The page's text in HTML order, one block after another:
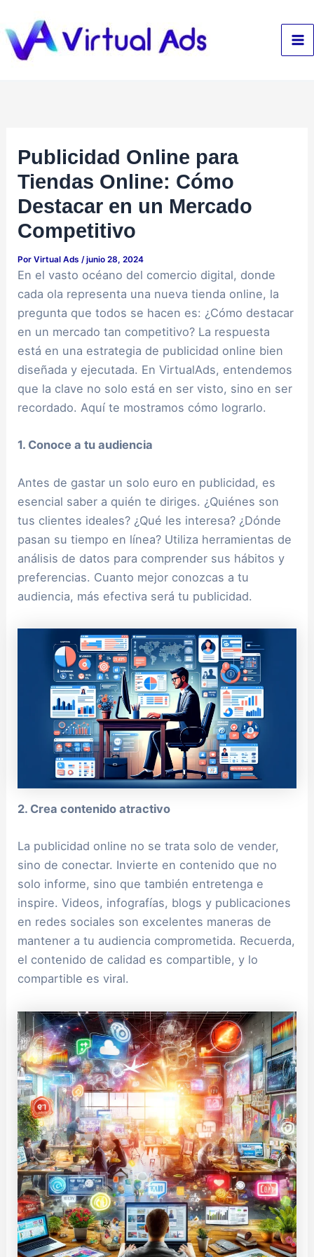
al
contenido
Publicidad Online para
Tiendas Online: Cómo
Destacar en un Mercado
Competitivo
PorVirtual Ads/junio 28, 2024
En el vasto océano del comercio digital, donde
cada ola representa una nueva tienda online, la
pregunta que todos se hacen es: ¿Cómo destacar
en un mercado tan competitivo? La respuesta
está en una estrategia de publicidad online bien
diseñada y ejecutada. En VirtualAds, entendemos
que la clave no solo está en ser visto, sino en ser
recordado. Aquí te mostramos cómo lograrlo.
1. Conoce a tu audiencia
Antes de gastar un solo euro en publicidad, es
esencial saber a quién te diriges. ¿Quiénes son
tus clientes ideales? ¿Qué les interesa? ¿Dónde
pasan su tiempo en línea? Utiliza herramientas de
análisis de datos para comprender sus hábitos y
preferencias. Cuanto mejor conozcas a tu
audiencia, más efectiva será tu publicidad.
2. Crea contenido atractivo
La publicidad online no se trata solo de vender,
sino de conectar. Invierte en contenido que no
solo informe, sino que también entretenga e
inspire. Videos, infografías, blogs y publicaciones
en redes sociales son excelentes maneras de
mantener a tu audiencia comprometida. Recuerda,
el contenido de calidad es compartible, y lo
compartible es viral.